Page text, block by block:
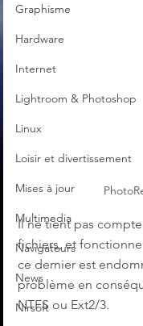
Graphisme
Hardware
Internet
Lightroom & Photoshop
Linux
Loisir et divertissement
Mises à jour
Multimedia
Navigateurs
News
Nirsoft
Il ne tient pas
fichiers, et
ce dernier est
problème en
NTFS ou Ext2/3.